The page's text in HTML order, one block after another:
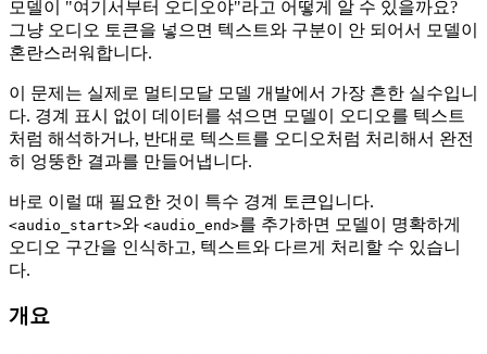
모델이 "여기서부터 오디오야"라고 어떻게 알 수 있을까요?
그냥 오디오 토큰을 넣으면 텍스트와 구분이 안 되어서 모델이
혼란스러워합니다.
이 문제는 실제로 멀티모달 모델 개발에서 가장 흔한 실수입니
다. 경계 표시 없이 데이터를 섞으면 모델이 오디오를 텍스트
처럼 해석하거나, 반대로 텍스트를 오디오처럼 처리해서 완전
히 엉뚱한 결과를 만들어냅니다.
바로 이럴 때 필요한 것이 특수 경계 토큰입니다.
<audio_start>와 <audio_end>를 추가하면 모델이 명확하게
오디오 구간을 인식하고, 텍스트와 다르게 처리할 수 있습니
다.
개요